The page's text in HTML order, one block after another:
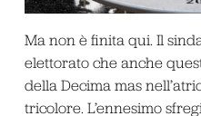
Ma non è finita qui. Il
elettorato che anche
della Decima mas
tricolore. L’ennesimo